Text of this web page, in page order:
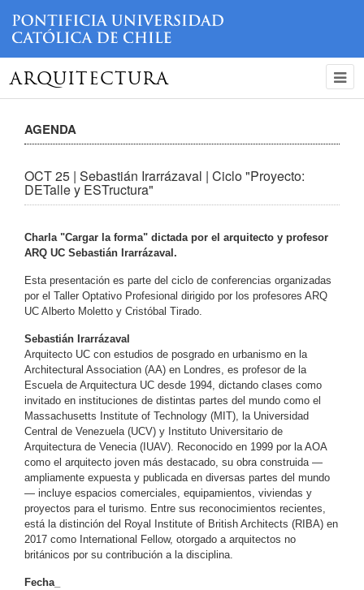
ARQUITECTURA
AGENDA
OCT 25 | Sebastián Irarrázaval | Ciclo "Proyecto:
DETalle y ESTructura"
Charla "Cargar la forma" dictada por el arquitecto y profesor
ARQ UC Sebastián Irarrázaval.
Esta presentación es parte del ciclo de conferencias organizadas
por el Taller Optativo Profesional dirigido por los profesores ARQ
UC Alberto Moletto y Cristóbal Tirado.
Sebastián Irarrázaval
Arquitecto UC con estudios de posgrado en urbanismo en la
Architectural Association (AA) en Londres, es profesor de la
Escuela de Arquitectura UC desde 1994, dictando clases como
invitado en instituciones de distintas partes del mundo como el
Massachusetts Institute of Technology (MIT), la Universidad
Central de Venezuela (UCV) y Instituto Universitario de
Arquitectura de Venecia (IUAV). Reconocido en 1999 por la AOA
como el arquitecto joven más destacado, su obra construida —
ampliamente expuesta y publicada en diversas partes del mundo
— incluye espacios comerciales, equipamientos, viviendas y
proyectos para el turismo. Entre sus reconocimientos recientes,
está la distinción del Royal Institute of British Architects (RIBA) en
2017 como International Fellow, otorgado a arquitectos no
británicos por su contribución a la disciplina.
Fecha_